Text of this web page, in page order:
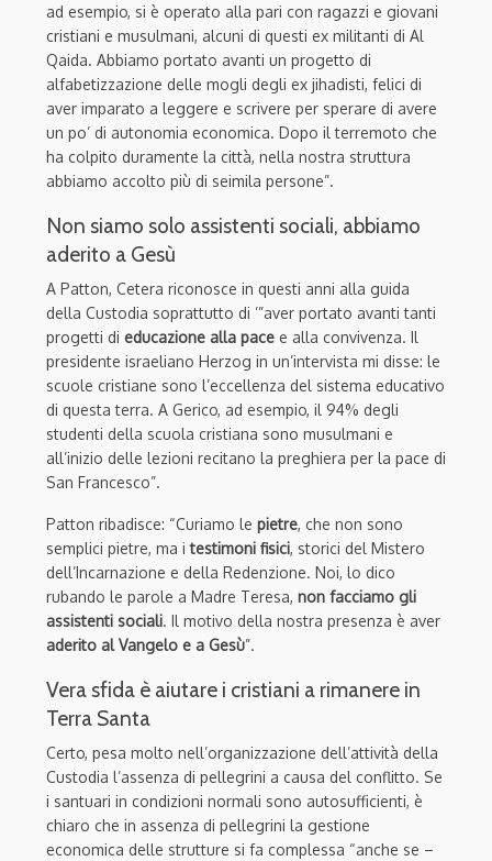
ad esempio, si è operato alla pari con ragazzi e giovani
cristiani e musulmani, alcuni di questi ex militanti di Al
Qaida. Abbiamo portato avanti un progetto di
alfabetizzazione delle mogli degli ex jihadisti, felici di
aver imparato a leggere e scrivere per sperare di avere
un po’ di autonomia economica. Dopo il terremoto che
ha colpito duramente la città, nella nostra struttura
abbiamo accolto più di seimila persone”.
Non siamo solo assistenti sociali, abbiamo
aderito a Gesù
A Patton, Cetera riconosce in questi anni alla guida
della Custodia soprattutto di ’”aver portato avanti tanti
progetti di educazione alla pace e alla convivenza. Il
presidente israeliano Herzog in un’intervista mi disse: le
scuole cristiane sono l’eccellenza del sistema educativo
di questa terra. A Gerico, ad esempio, il 94% degli
studenti della scuola cristiana sono musulmani e
all’inizio delle lezioni recitano la preghiera per la pace di
San Francesco”.
Patton ribadisce: “Curiamo le pietre, che non sono
semplici pietre, ma itestimoni fisici, storici del Mistero
dell’Incarnazione e della Redenzione. Noi, lo dico
rubando le parole a Madre Teresa, non facciamo gli
assistenti sociali. Il motivo della nostra presenza è aver
aderito al Vangelo e a Gesù”.
Vera sfida è aiutare i cristiani a rimanere in
Terra Santa
Certo, pesa molto nell’organizzazione dell’attività della
Custodia l’assenza di pellegrini a causa del conflitto. Se
i santuari in condizioni normali sono autosufficienti, è
chiaro che in assenza di pellegrini la gestione
economica delle strutture si fa complessa “anche se –